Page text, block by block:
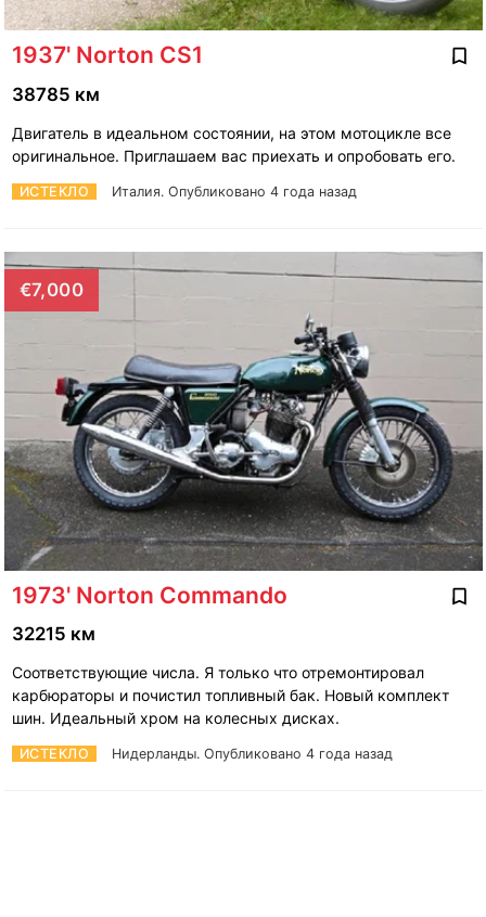
1937' Norton CS1
ИСТЕКЛО Италия. Опубликовано 4 года назад
38785 км
Двигатель в идеальном состоянии, на этом мотоцикле все
оригинальное. Приглашаем вас приехать и опробовать его.
€7,000
1973' Norton Commando
ИСТЕКЛО Нидерланды. Опубликовано 4 года назад
32215 км
Соответствующие числа. Я только что отремонтировал
карбюраторы и почистил топливный бак. Новый комплект
шин. Идеальный хром на колесных дисках.